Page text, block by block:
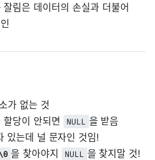
잘림은 데이터의 손실과 더불어
가 없는 것
당이 안되면
NULL 을 받음
있는데 널 문자인 것임!
을 찾아야지 NULL 을 찾지말 것!